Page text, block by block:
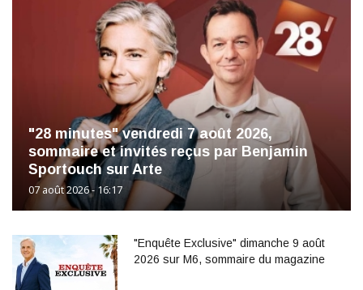
"28 minutes" vendredi 7 août 2026,
sommaire et invités reçus par Benjamin
Sportouch sur Arte
07 août 2026 - 16:17
"Enquête Exclusive" dimanche 9 août
2026 sur M6, sommaire du magazine